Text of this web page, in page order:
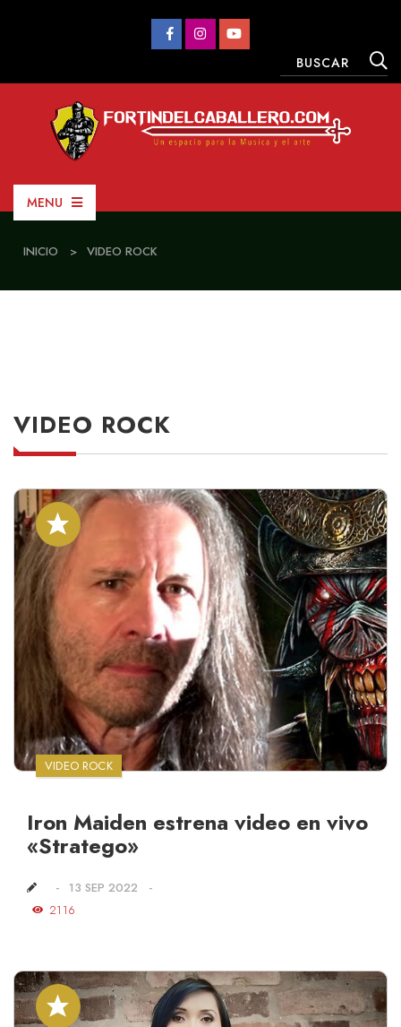
MENU
INICIO > VIDEO ROCK
VIDEO ROCK
VIDEO ROCK
Iron Maiden estrena video en vivo
«Stratego»
13 SEP 2022
2116